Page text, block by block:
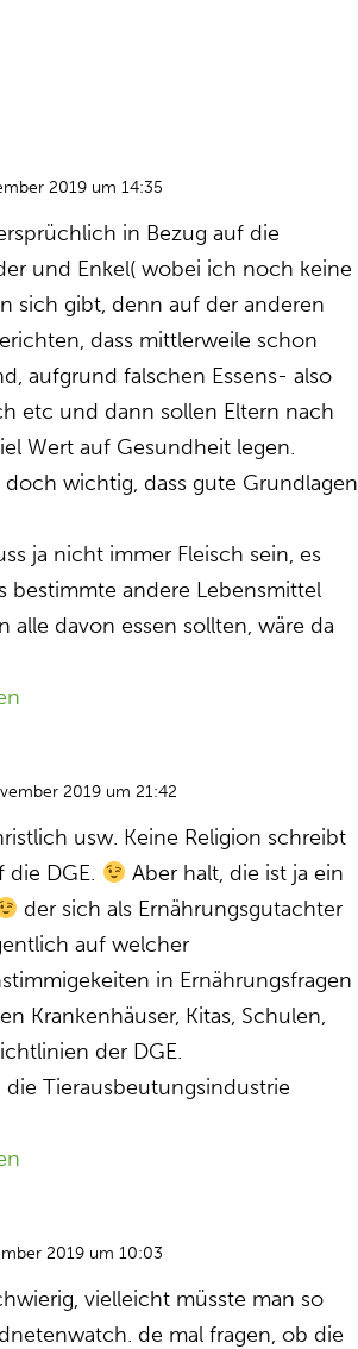
2019 um 14:35
in Bezug auf die
und Enkel( wobei ich noch keine
sich gibt, denn auf der anderen
dass mittlerweile schon
aufgrund falschen Essens- also
etc und dann sollen Eltern nach
Wert auf Gesundheit legen.
doch wichtig, dass gute Grundlagen
ja nicht immer Fleisch sein, es
bestimmte andere Lebensmittel
alle davon essen sollten, wäre da
2019 um 21:42
usw. Keine Religion schreibt
DGE.
Aber halt, die ist ja ein
der sich als Ernährungsgutachter
auf welcher
in Ernährungsfragen
Krankenhäuser, Kitas, Schulen,
der DGE.
Tierausbeutungsindustrie
2019 um 10:03
vielleicht müsste man so
de mal fragen, ob die